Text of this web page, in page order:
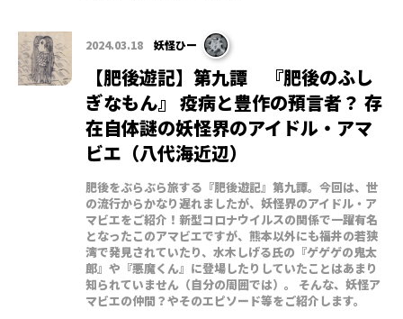
2024.03.18 妖怪ひー
【肥後遊記】第九譚 『肥後のふし
ぎなもん』 疫病と豊作の預言者？ 存
在自体謎の妖怪界のアイドル・アマ
ビエ（八代海近辺）
肥後をぶらぶら旅する『肥後遊記』第九譚。今回は、世
の流行からかなり遅れましたが、妖怪界のアイドル・ア
マビエをご紹介！新型コロナウイルスの関係で一躍有名
となったこのアマビエですが、熊本以外にも福井の若狭
湾で発見されていたり、水木しげる氏の『ゲゲゲの鬼太
郎』や『悪魔くん』に登場したりしていたことはあまり
知られていません（自分の周囲では）。 そんな、妖怪ア
マビエの仲間？やそのエピソード等をご紹介します。